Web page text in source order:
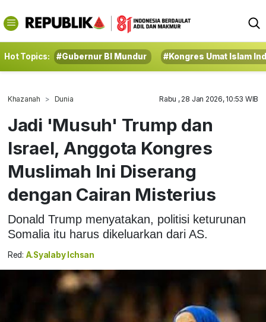
Hot Topics: #Gubernur BI Mundur #Kongres Umat Islam
Khazanah Dunia Rabu , 28 Jan 2026, 10:53 WIB
Jadi 'Musuh' Trump dan
Israel, Anggota Kongres
Muslimah Ini Diserang
dengan Cairan Misterius
Donald Trump menyatakan, politisi keturunan
Somalia itu harus dikeluarkan dari AS.
Red: A.Syalaby Ichsan